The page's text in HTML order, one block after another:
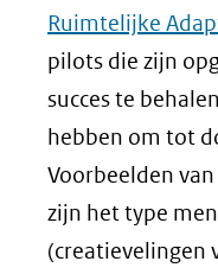
Ruimtelijke
pilots die zijn
succes te
hebben om tot
Voorbeelden
zijn het type
(creatievelingen